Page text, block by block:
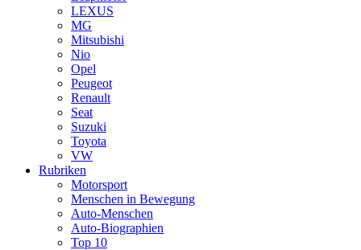
LEXUS
MG
Mitsubishi
Nio
Opel
Peugeot
Renault
Seat
Suzuki
Toyota
VW
Rubriken
Motorsport
Menschen in Bewegung
Auto-Menschen
Auto-Biographien
Top 10